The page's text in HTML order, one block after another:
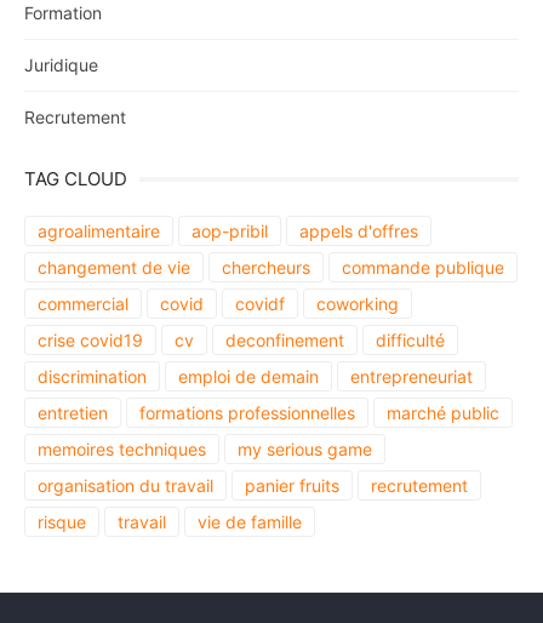
Formation
Juridique
Recrutement
TAG CLOUD
agroalimentaire aop-pribil
appels d'offres
changement de vie
chercheurs
commande publique
commercial
covid covidf
coworking
crise covid19
cv deconfinement
difficulté
discrimination
emploi de demain
entrepreneuriat
entretien
formations professionnelles
marché public
memoires techniques
my serious game
organisation du travail
panier fruits
recrutement
risque
travail vie de famille